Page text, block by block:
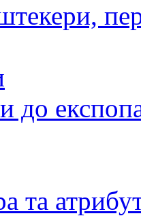
до
та